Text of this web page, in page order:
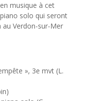
musique à cet
solo qui seront
au Verdon-sur-Mer
», 3e mvt (L.